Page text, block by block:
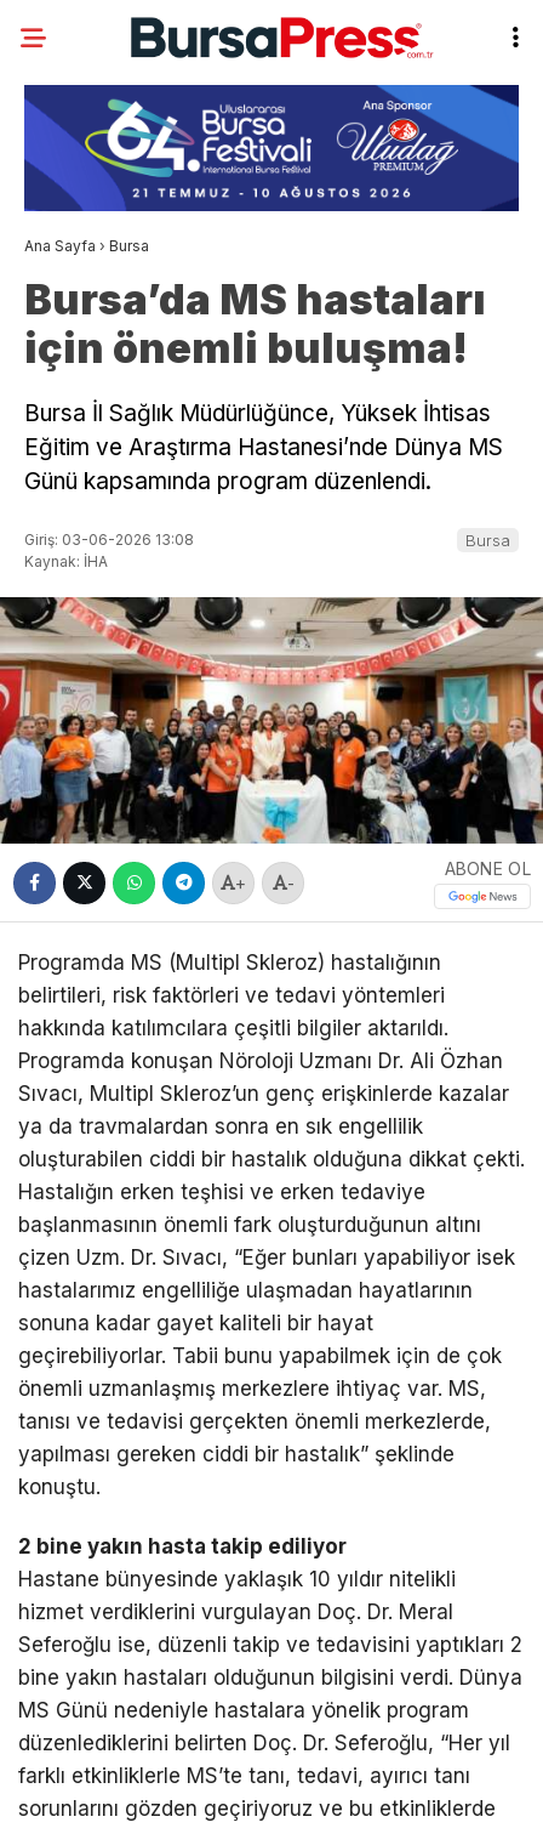
Ana Sayfa › Bursa
Bursa’da MS hastaları
için önemli buluşma!
Bursa İl Sağlık Müdürlüğünce, Yüksek İhtisas
Eğitim ve Araştırma Hastanesi’nde Dünya MS
Günü kapsamında program düzenlendi.
Giriş: 03-06-2026 13:08
Kaynak: İHA
Bursa
+ -
ABONE OL
Programda MS (Multipl Skleroz) hastalığının
belirtileri, risk faktörleri ve tedavi yöntemleri
hakkında katılımcılara çeşitli bilgiler aktarıldı.
Programda konuşan Nöroloji Uzmanı Dr. Ali Özhan
Sıvacı, Multipl Skleroz’un genç erişkinlerde kazalar
ya da travmalardan sonra en sık engellilik
oluşturabilen ciddi bir hastalık olduğuna dikkat çekti.
Hastalığın erken teşhisi ve erken tedaviye
başlanmasının önemli fark oluşturduğunun altını
çizen Uzm. Dr. Sıvacı, “Eğer bunları yapabiliyor isek
hastalarımız engelliliğe ulaşmadan hayatlarının
sonuna kadar gayet kaliteli bir hayat
geçirebiliyorlar. Tabii bunu yapabilmek için de çok
önemli uzmanlaşmış merkezlere ihtiyaç var. MS,
tanısı ve tedavisi gerçekten önemli merkezlerde,
yapılması gereken ciddi bir hastalık” şeklinde
konuştu.
2 bine yakın hasta takip ediliyor
Hastane bünyesinde yaklaşık 10 yıldır nitelikli
hizmet verdiklerini vurgulayan Doç. Dr. Meral
Seferoğlu ise, düzenli takip ve tedavisini yaptıkları 2
bine yakın hastaları olduğunun bilgisini verdi. Dünya
MS Günü nedeniyle hastalara yönelik program
düzenlediklerini belirten Doç. Dr. Seferoğlu, “Her yıl
farklı etkinliklerle MS’te tanı, tedavi, ayırıcı tanı
sorunlarını gözden geçiriyoruz ve bu etkinliklerde